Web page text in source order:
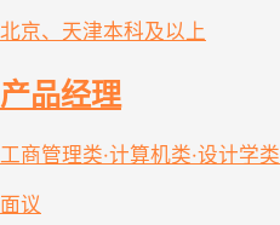
北京、天津本科及以上
产品经理
工商管理类·计算机类·设计学
面议